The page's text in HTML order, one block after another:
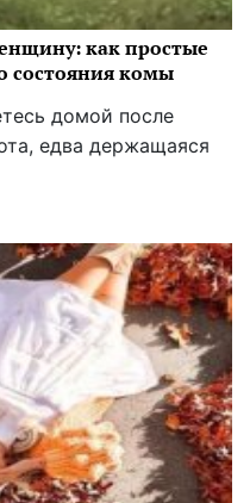
как простые
состояния комы
домой после
едва держащаяся